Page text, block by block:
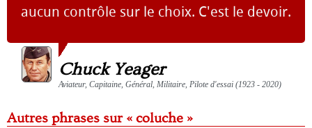
aucun contrôle sur le choix. C'est le devoir.
Chuck Yeager
Aviateur, Capitaine, Général, Militaire, Pilote d'essai (1923 - 2020)
Autres phrases sur « coluche »